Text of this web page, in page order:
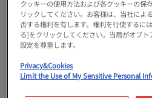
レー図鑑』を刊行
マニア。TVやメデ
ツカレーはもちろ
き。
クッキーの使用方法および各クッキーの保
リックしてください。お客様は、当社によ
否する権利を有します。権利を行使するに
る]をクリックしてください。当局がオプ
設定を尊重します。
Privacy&Cookies
Limit the Use of My Sensitive Personal